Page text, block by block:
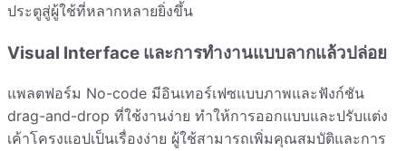
ประตูสู่ผู้ใช้ที่หลากหลายยิ่งขึ้น
Visual Interface และการทำงานแบบลากแล้วปล่อย
แพลตฟอร์ม No-code มีอินเทอร์เฟซแบบภาพและฟังก์ชัน
drag-and-drop ที่ใช้งานง่าย ทำให้การออกแบบและปรับแต่ง
เค้าโครงแอปเป็นเรื่องง่าย ผู้ใช้สามารถเพิ่มคุณสมบัติและการ